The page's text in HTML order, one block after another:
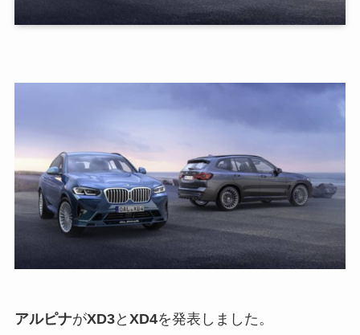
アルピナがXD3と XD4を発表しました。